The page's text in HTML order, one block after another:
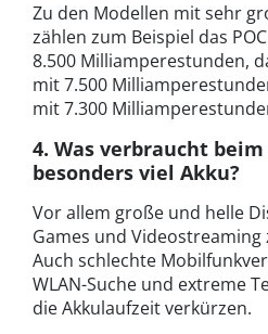
Zu den Modellen mit sehr
zählen zum Beispiel das
8.500 Milliamperestunden,
mit 7.500
mit 7.300
4. Was verbraucht
besonders viel Akku?
Vor allem große und helle
Games und Videostreaming
Auch schlechte
WLAN-Suche und extreme
die Akkulaufzeit verkürzen.